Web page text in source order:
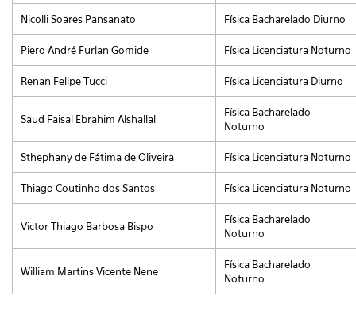
Nicolli Soares Pansanato Física Bacharelado Diurno
Piero André Furlan Gomide Física Licenciatura Noturno
Renan Felipe Tucci Física Licenciatura Diurno
Saud Faisal Ebrahim Alshallal
Física Bacharelado
Noturno
Sthephany de Fátima de Oliveira Física Licenciatura Noturno
Thiago Coutinho dos Santos Física Licenciatura Noturno
Victor Thiago Barbosa Bispo
Física Bacharelado
Noturno
William Martins Vicente Nene
Física Bacharelado
Noturno